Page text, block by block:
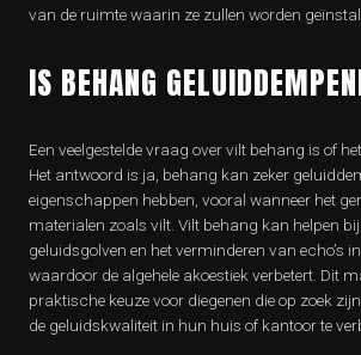
van de ruimte waarin ze zullen worden
IS BEHANG
Een veelgestelde vraag over vilt behang is of
Het antwoord is ja, behang kan zeker
eigenschappen hebben, vooral wanneer het
materialen zoals vilt. Vilt behang kan helpen
geluidsgolven en het verminderen van echo’s
waardoor de algehele akoestiek verbetert. Dit
praktische keuze voor diegenen die op zoek
de geluidskwaliteit in hun huis of kantoor te